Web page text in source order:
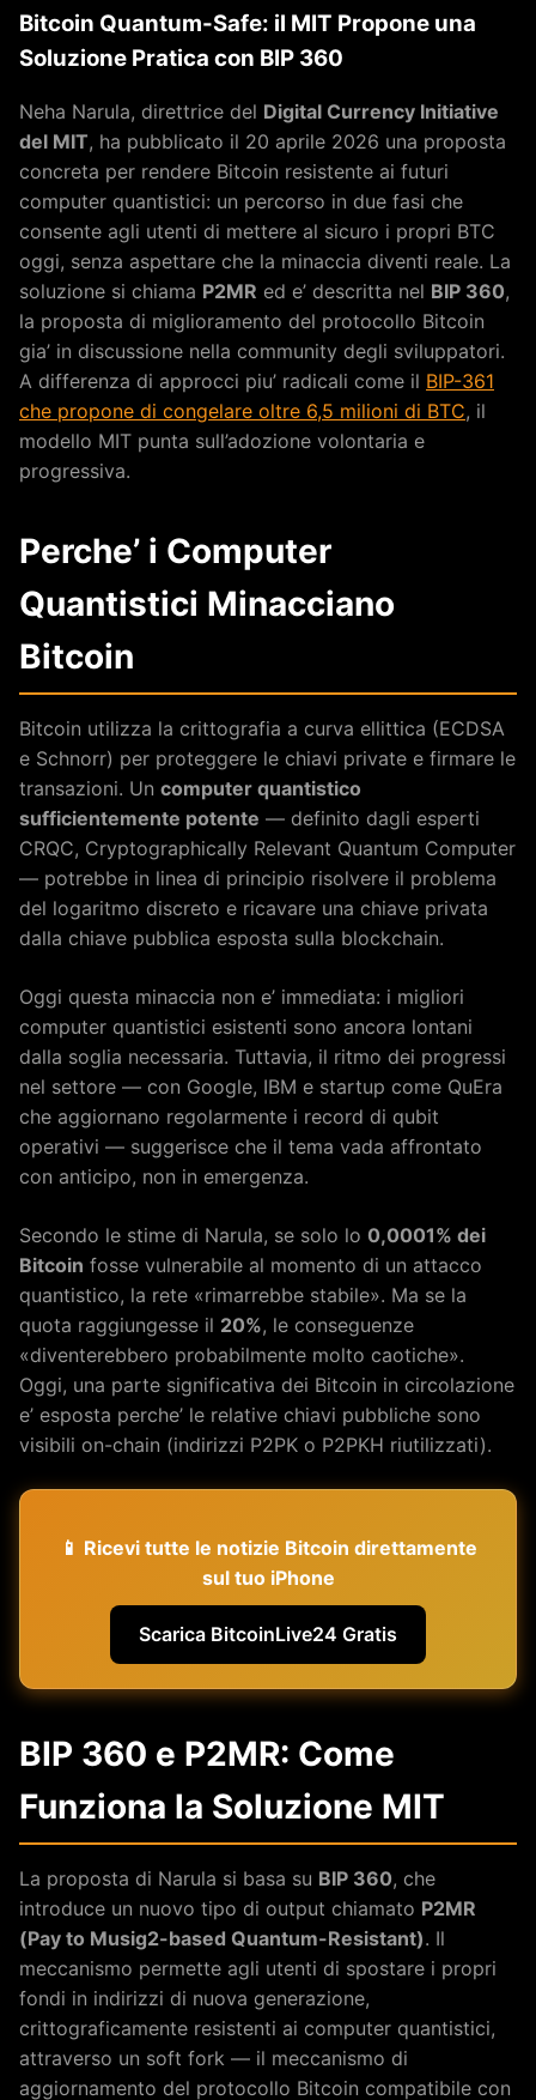
Bitcoin Quantum-Safe: il MIT Propone una
Soluzione Pratica con BIP 360
Neha Narula, direttrice del Digital Currency Initiative
del MIT, ha pubblicato il 20 aprile 2026 una proposta
concreta per rendere Bitcoin resistente ai futuri
computer quantistici: un percorso in due fasi che
consente agli utenti di mettere al sicuro i propri BTC
oggi, senza aspettare che la minaccia diventi reale. La
soluzione si chiama P2MR ed e’ descritta nel BIP 360,
la proposta di miglioramento del protocollo Bitcoin
gia’ in discussione nella community degli sviluppatori.
A differenza di approcci piu’ radicali come il BIP-361
che propone di congelare oltre 6,5 milioni di BTC, il
modello MIT punta sull’adozione volontaria e
progressiva.
Perche’ i Computer
Quantistici Minacciano
Bitcoin
Bitcoin utilizza la crittografia a curva ellittica (ECDSA
e Schnorr) per proteggere le chiavi private e firmare le
transazioni. Un computer quantistico
sufficientemente potente — definito dagli esperti
CRQC, Cryptographically Relevant Quantum Computer
— potrebbe in linea di principio risolvere il problema
del logaritmo discreto e ricavare una chiave privata
dalla chiave pubblica esposta sulla blockchain.
Oggi questa minaccia non e’ immediata: i migliori
computer quantistici esistenti sono ancora lontani
dalla soglia necessaria. Tuttavia, il ritmo dei progressi
nel settore — con Google, IBM e startup come QuEra
che aggiornano regolarmente i record di qubit
operativi — suggerisce che il tema vada affrontato
con anticipo, non in emergenza.
Secondo le stime di Narula, se solo lo 0,0001% dei
Bitcoin fosse vulnerabile al momento di un attacco
quantistico, la rete «rimarrebbe stabile». Ma se la
quota raggiungesse il 20%, le conseguenze
«diventerebbero probabilmente molto caotiche».
Oggi, una parte significativa dei Bitcoin in circolazione
e’ esposta perche’ le relative chiavi pubbliche sono
visibili on-chain (indirizzi P2PK o P2PKH riutilizzati).
📱 Ricevi tutte le notizie Bitcoin direttamente
sul tuo iPhone
Scarica BitcoinLive24 Gratis
BIP 360 e P2MR: Come
Funziona la Soluzione MIT
La proposta di Narula si basa su BIP 360, che
introduce un nuovo tipo di output chiamato P2MR
(Pay to Musig2-based Quantum-Resistant). Il
meccanismo permette agli utenti di spostare i propri
fondi in indirizzi di nuova generazione,
crittograficamente resistenti ai computer quantistici,
attraverso un soft fork — il meccanismo di
aggiornamento del protocollo Bitcoin compatibile con